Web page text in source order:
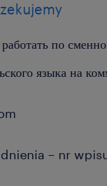
работать по
языка на
– nr